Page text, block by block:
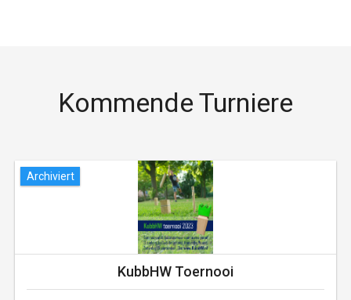
Kommende Turniere
Archiviert
KubbHW Toernooi